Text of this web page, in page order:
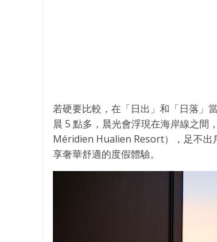
若硬要比較，在「日出」和「日落」
晨 5 點多，晨光會浮現在海岸線之間
Méridien Hualien Resort），足不出
享奢華舒適的度假體驗。